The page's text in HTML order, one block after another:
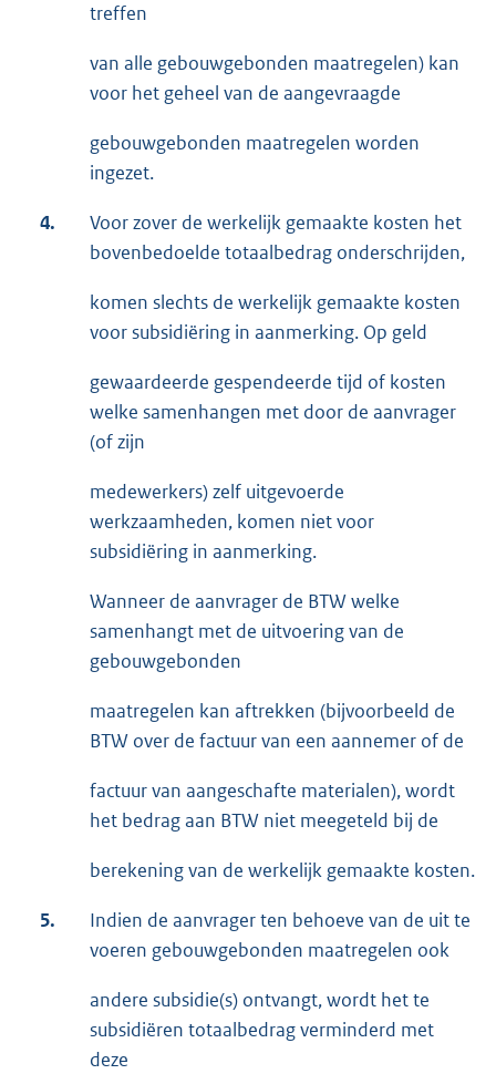
treffen
van alle gebouwgebonden maatregelen) kan
voor het geheel van de aangevraagde
gebouwgebonden maatregelen worden
ingezet.
4.
Voor zover de werkelijk gemaakte kosten het
bovenbedoelde totaalbedrag onderschrijden,
komen slechts de werkelijk gemaakte kosten
voor subsidiëring in aanmerking. Op geld
gewaardeerde gespendeerde tijd of kosten
welke samenhangen met door de aanvrager
(of zijn
medewerkers) zelf uitgevoerde
werkzaamheden, komen niet voor
subsidiëring in aanmerking.
Wanneer de aanvrager de BTW welke
samenhangt met de uitvoering van de
gebouwgebonden
maatregelen kan aftrekken (bijvoorbeeld de
BTW over de factuur van een aannemer of de
factuur van aangeschafte materialen), wordt
het bedrag aan BTW niet meegeteld bij de
berekening van de werkelijk gemaakte kosten.
5.
Indien de aanvrager ten behoeve van de uit te
voeren gebouwgebonden maatregelen ook
andere subsidie(s) ontvangt, wordt het te
subsidiëren totaalbedrag verminderd met
deze